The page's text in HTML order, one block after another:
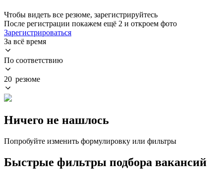
Чтобы видеть все резюме, зарегистрируйтесь
После регистрации покажем ещё 2 и откроем фото
Зарегистрироваться
За всё время
По соответствию
20 резюме
Ничего не нашлось
Попробуйте изменить формулировку или фильтры
Быстрые фильтры подбора вакансий